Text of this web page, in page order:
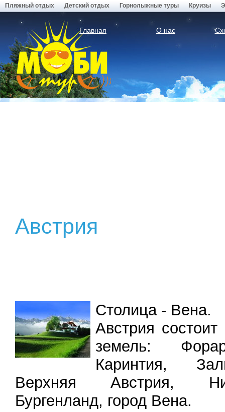
Пляжный отдых Детский отдых Горнолыжные туры Круизы
Главная О нас
Австрия
Столица - Вена.
Австрия
земель:
Каринтия,
Верхняя Австрия,
Бургенланд, город Вена.